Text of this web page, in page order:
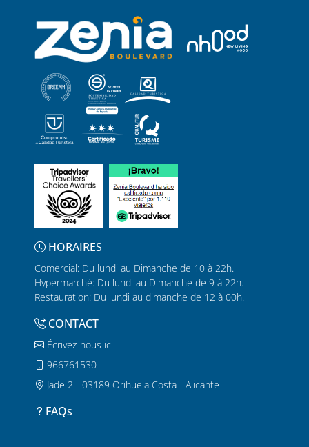
HORAIRES
Comercial: Du lundi au Dimanche de 10 à 22h.
Hypermarché: Du lundi au Dimanche de 9 à 22h.
Restauration: Du lundi au dimanche de 12 à 00h.
CONTACT
Écrivez-nous ici
966761530
Jade 2 - 03189 Orihuela Costa - Alicante
FAQs